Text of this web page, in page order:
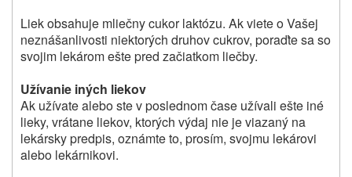
Liek obsahuje mliečny cukor laktózu. Ak viete o Vašej
neznášanlivosti niektorých druhov cukrov, poraďte sa so
svojim lekárom ešte pred začiatkom liečby.
Užívanie iných liekov
Ak užívate alebo ste v poslednom čase užívali ešte iné
lieky, vrátane liekov, ktorých výdaj nie je viazaný na
lekársky predpis, oznámte to, prosím, svojmu lekárovi
alebo lekárnikovi.